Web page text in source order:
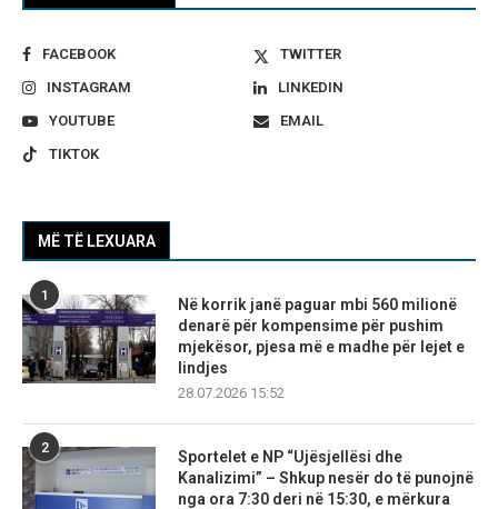
FACEBOOK
TWITTER
INSTAGRAM
LINKEDIN
YOUTUBE
EMAIL
TIKTOK
MË TË LEXUARA
1
Në korrik janë paguar mbi 560 milionë
denarë për kompensime për pushim
mjekësor, pjesa më e madhe për lejet e
lindjes
28.07.2026 15:52
2
Sportelet e NP “Ujësjellësi dhe
Kanalizimi” – Shkup nesër do të punojnë
nga ora 7:30 deri në 15:30, e mërkura